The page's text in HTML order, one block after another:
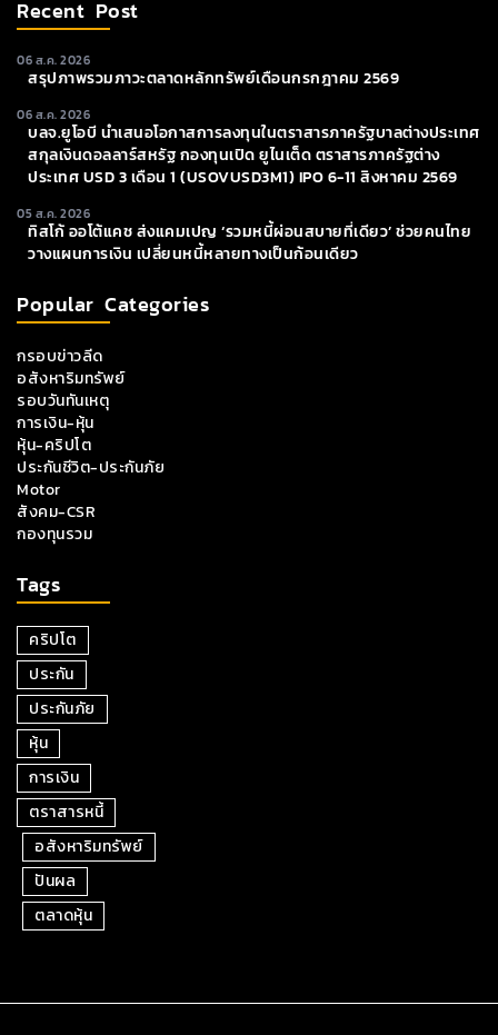
Recent Post
06 ส.ค. 2026
สรุปภาพรวมภาวะตลาดหลักทรัพย์เดือนกรกฎาคม 2569
06 ส.ค. 2026
บลจ.ยูโอบี นำเสนอโอกาสการลงทุนในตราสารภาครัฐบาลต่างประเทศ
สกุลเงินดอลลาร์สหรัฐ กองทุนเปิด ยูไนเต็ด ตราสารภาครัฐต่าง
ประเทศ USD 3 เดือน 1 (USOVUSD3M1) IPO 6-11 สิงหาคม 2569
05 ส.ค. 2026
ทิสโก้ ออโต้แคช ส่งแคมเปญ ‘รวมหนี้ผ่อนสบายที่เดียว’ ช่วยคนไทย
วางแผนการเงิน เปลี่ยนหนี้หลายทางเป็นก้อนเดียว
Popular Categories
กรอบข่าวลีด
อสังหาริมทรัพย์
รอบวันทันเหตุ
การเงิน-หุ้น
หุ้น-คริปโต
ประกันชีวิต-ประกันภัย
Motor
สังคม-CSR
กองทุนรวม
Tags
คริปโต
ประกัน
ประกันภัย
หุ้น
การเงิน
ตราสารหนี้
อสังหาริมทรัพย์
ปันผล
ตลาดหุ้น